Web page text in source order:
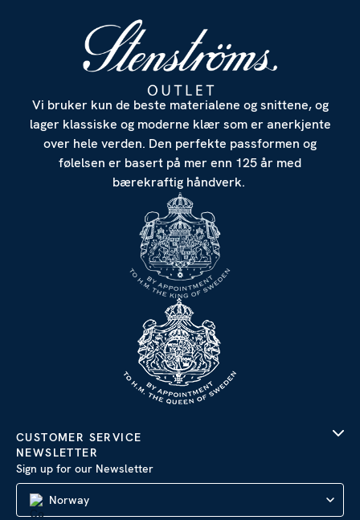
hvordan du bruker nettstedet vårt, med partnerne våre innen
sosiale medier, annonsering og analysearbeid, som kan
kombinere den med annen informasjon du har gjort tilgjengelig
for dem, eller som de har samlet inn gjennom din bruk av
tjenestene deres.
Detaljer
Tillat alle
Tilpass
Vi bruker kun de beste materialene og snittene, og
lager klassiske og moderne klær som er anerkjente
over hele verden. Den perfekte passformen og
følelsen er basert på mer enn 125 år med
bærekraftig håndverk.
CUSTOMER SERVICE
NEWSLETTER
Sign up for our Newsletter
Norway